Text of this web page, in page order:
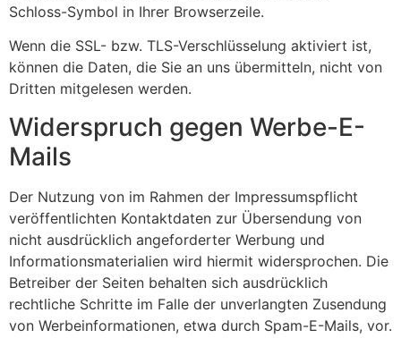
Schloss-Symbol in Ihrer Browserzeile.
Wenn die SSL- bzw. TLS-Verschlüsselung aktiviert ist,
können die Daten, die Sie an uns übermitteln, nicht von
Dritten mitgelesen werden.
Widerspruch gegen Werbe-E-
Mails
Der Nutzung von im Rahmen der Impressumspflicht
veröffentlichten Kontaktdaten zur Übersendung von
nicht ausdrücklich angeforderter Werbung und
Informationsmaterialien wird hiermit widersprochen. Die
Betreiber der Seiten behalten sich ausdrücklich
rechtliche Schritte im Falle der unverlangten Zusendung
von Werbeinformationen, etwa durch Spam-E-Mails, vor.